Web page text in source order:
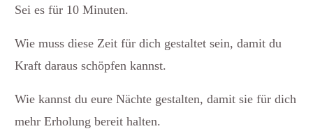
Sei es für 10 Minuten.
Wie muss diese Zeit für dich gestaltet sein, damit du
Kraft daraus schöpfen kannst.
Wie kannst du eure Nächte gestalten, damit sie für dich
mehr Erholung bereit halten.